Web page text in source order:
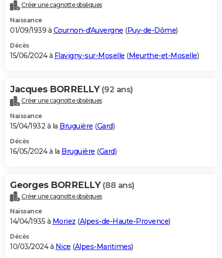
Créer une cagnotte obsèques
Naissance
01/09/1939 à Cournon-d'Auvergne (Puy-de-Dôme)
Décès
15/06/2024 à Flavigny-sur-Moselle (Meurthe-et-Moselle)
Jacques BORRELLY (92 ans)
Créer une cagnotte obsèques
Naissance
15/04/1932 à la Bruguière (Gard)
Décès
16/05/2024 à la Bruguière (Gard)
Georges BORRELLY (88 ans)
Créer une cagnotte obsèques
Naissance
14/04/1935 à Moriez (Alpes-de-Haute-Provence)
Décès
10/03/2024 à Nice (Alpes-Maritimes)